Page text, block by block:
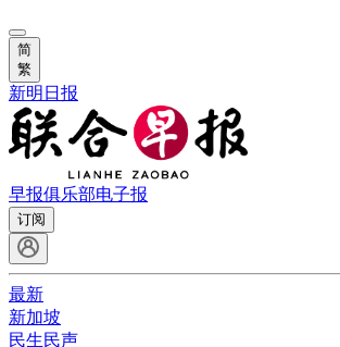
简
繁
新明日报
早报俱乐部电子报
订阅
最新
新加坡
民生民声